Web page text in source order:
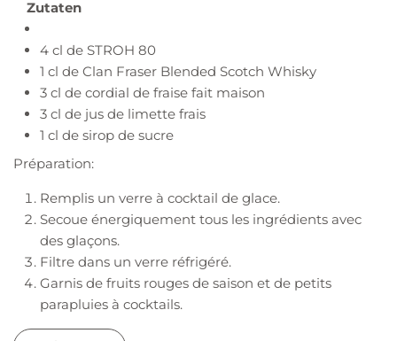
Zutaten
4 cl de STROH 80
1 cl de Clan Fraser Blended Scotch Whisky
3 cl de cordial de fraise fait maison
3 cl de jus de limette frais
1 cl de sirop de sucre
Préparation:
Remplis un verre à cocktail de glace.
Secoue énergiquement tous les ingrédients avec
des glaçons.
Filtre dans un verre réfrigéré.
Garnis de fruits rouges de saison et de petits
parapluies à cocktails.